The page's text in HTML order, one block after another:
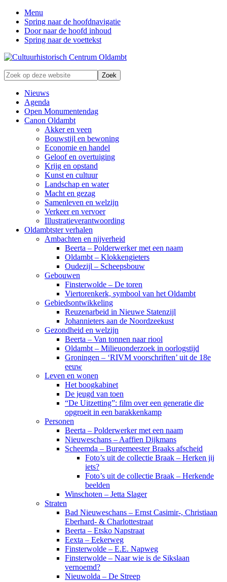
Menu
Spring naar de hoofdnavigatie
Door naar de hoofd inhoud
Spring naar de voettekst
Zonder
verleden
geen
toekomst
Zoek
op
deze
website
Nieuws
Agenda
Open Monumentendag
Canon Oldambt
Akker en veen
Bouwstijl en bewoning
Economie en handel
Geloof en overtuiging
Krijg en opstand
Kunst en cultuur
Landschap en water
Macht en gezag
Samenleven en welzijn
Verkeer en vervoer
Illustratieverantwoording
Oldambtster verhalen
Ambachten en nijverheid
Beerta – Polderwerker met een naam
Oldambt – Klokkengieters
Oudezijl – Scheepsbouw
Gebouwen
Finsterwolde – De toren
Viertorenkerk, symbool van het Oldambt
Gebiedsontwikkeling
Reuzenarbeid in Nieuwe Statenzijl
Johannieters aan de Noordzeekust
Gezondheid en welzijn
Beerta – Van tonnen naar riool
Oldambt – Milieuonderzoek in oorlogstijd
Groningen – ‘RIVM voorschriften’ uit de 18e
eeuw
Leven en wonen
Het boogkabinet
De jeugd van toen
“De Uitzetting”: film over een generatie die
opgroeit in een barakkenkamp
Personen
Beerta – Polderwerker met een naam
Nieuweschans – Aaffien Dijkmans
Scheemda – Burgemeester Braaks afscheid
Foto’s uit de collectie Braak – Herken jij
iets?
Foto’s uit de collectie Braak – Herkende
beelden
Winschoten – Jetta Slager
Straten
Bad Nieuweschans – Ernst Casimir-, Christiaan
Eberhard- & Charlottestraat
Beerta – Etsko Napstraat
Eexta – Eekerweg
Finsterwolde – E.E. Napweg
Finsterwolde – Naar wie is de Sikslaan
vernoemd?
Nieuwolda – De Streep